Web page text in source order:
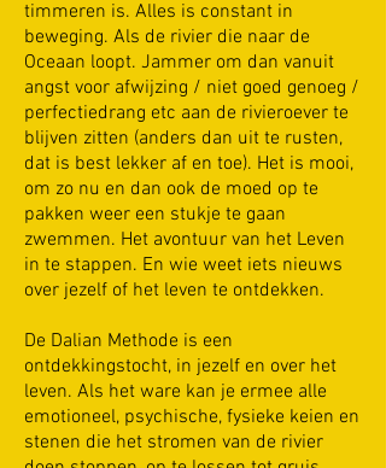
timmeren is. Alles is constant in
beweging. Als de rivier die naar de
Oceaan loopt. Jammer om dan vanuit
angst voor afwijzing / niet goed genoeg /
perfectiedrang etc aan de rivieroever te
blijven zitten (anders dan uit te rusten,
dat is best lekker af en toe). Het is mooi,
om zo nu en dan ook de moed op te
pakken weer een stukje te gaan
zwemmen. Het avontuur van het Leven
in te stappen. En wie weet iets nieuws
over jezelf of het leven te ontdekken.
De Dalian Methode is een
ontdekkingstocht, in jezelf en over het
leven. Als het ware kan je ermee alle
emotioneel, psychische, fysieke keien en
stenen die het stromen van de rivier